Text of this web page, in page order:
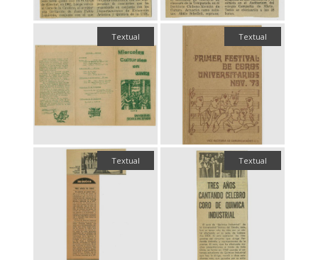
Textual Textual
Textual Textual